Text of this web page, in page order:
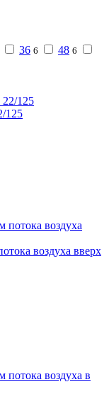
36 6 48 6
125
воздуха вверх